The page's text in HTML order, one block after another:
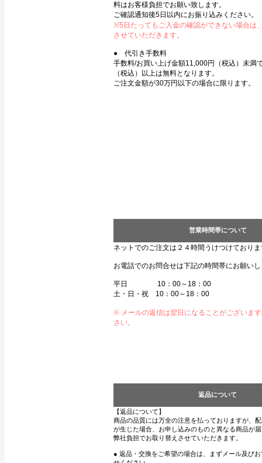
料はお客様負担でお願い致します。
ご確認通知後5日以内にお振り込みください。
※5日たってもご入金の確認ができない場合は
させていただきます。
● 代引き手数料
手数料/お買い上げ金額11,000円（税込）未満
（税込）以上は無料となります。
ご注文金額が30万円以下の場合に限ります。
営業時間帯について
ネットでのご注文は２４時間うけつけており
お電話でのお問合せは下記の時間帯にお願い
平日 10：00～18：00
土・日・祝 10：00～18：00
※ メールの返信は翌日になることがございま
さい。
返品について
【返品について】
商品の品質には万全の注意を払っておりますが、
が生じた場合、お申し込みのものと異なる商品が
弊社負担でお取り替えさせていただきます。
● 返品・交換をご希望の場合は、まずメール及び